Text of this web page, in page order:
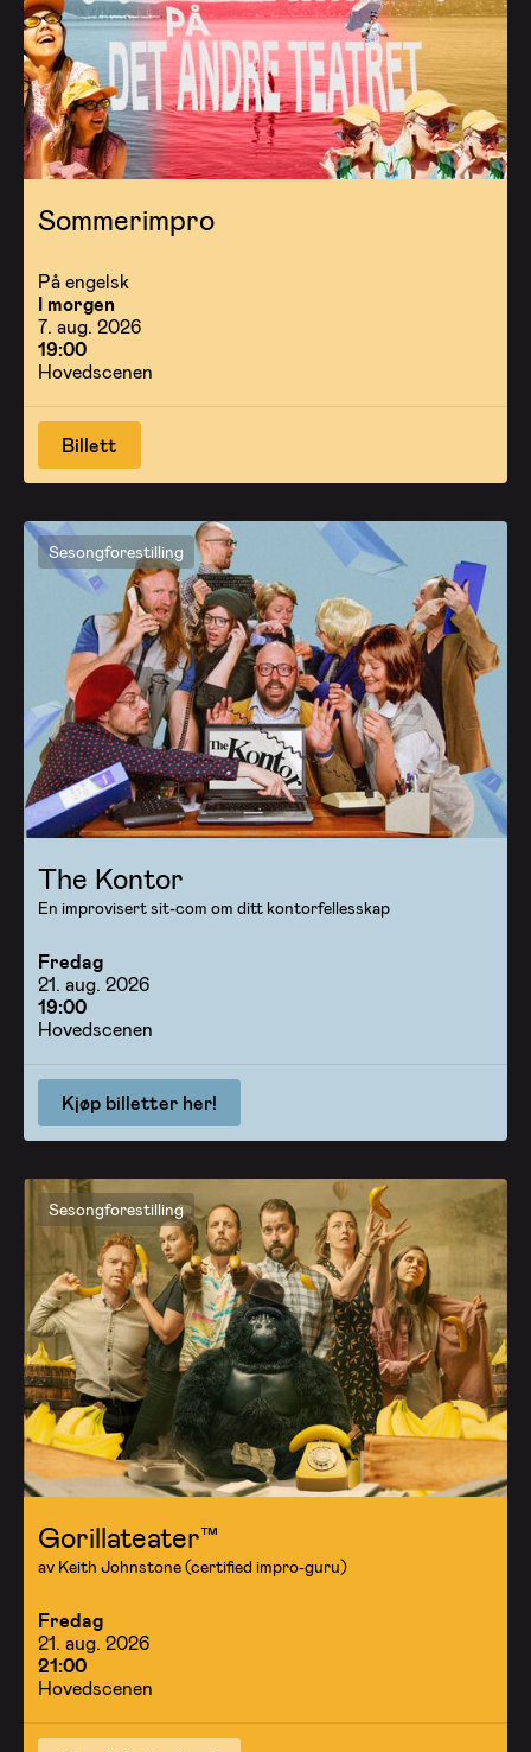
Sommerimpro
På engelsk
I morgen
7. aug. 2026
19:00
Hovedscenen
Billett
Sesongforestilling
The Kontor
En improvisert sit-com om ditt kontorfellesskap
Fredag
21. aug. 2026
19:00
Hovedscenen
Kjøp billetter her!
Sesongforestilling
Gorillateater™
av Keith Johnstone (certified impro-guru)
Fredag
21. aug. 2026
21:00
Hovedscenen